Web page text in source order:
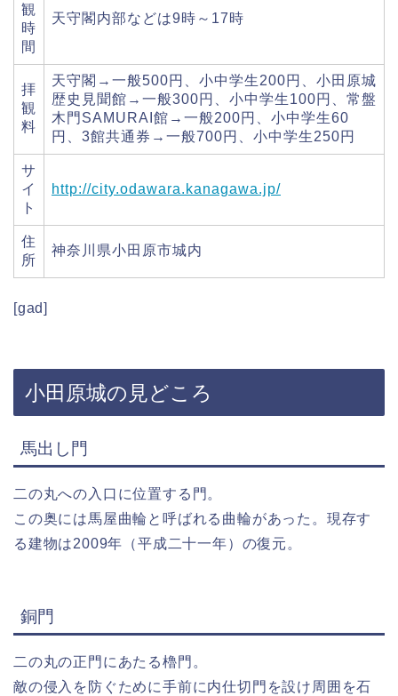
観
時
間
天守閣内部などは9時～17時
拝
観
料
天守閣→一般500円、小中学生200円、小田原城
歴史見聞館→一般300円、小中学生100円、常盤
木門SAMURAI館→一般200円、小中学生60
円、3館共通券→一般700円、小中学生250円
サ
イ
ト
http://city.odawara.kanagawa.jp/
住
所
神奈川県小田原市城内
[gad]
小田原城の見どころ
馬出し門
二の丸への入口に位置する門。
この奥には馬屋曲輪と呼ばれる曲輪があった。現存す
る建物は2009年（平成二十一年）の復元。
銅門
二の丸の正門にあたる櫓門。
敵の侵入を防ぐために手前に内仕切門を設け周囲を石